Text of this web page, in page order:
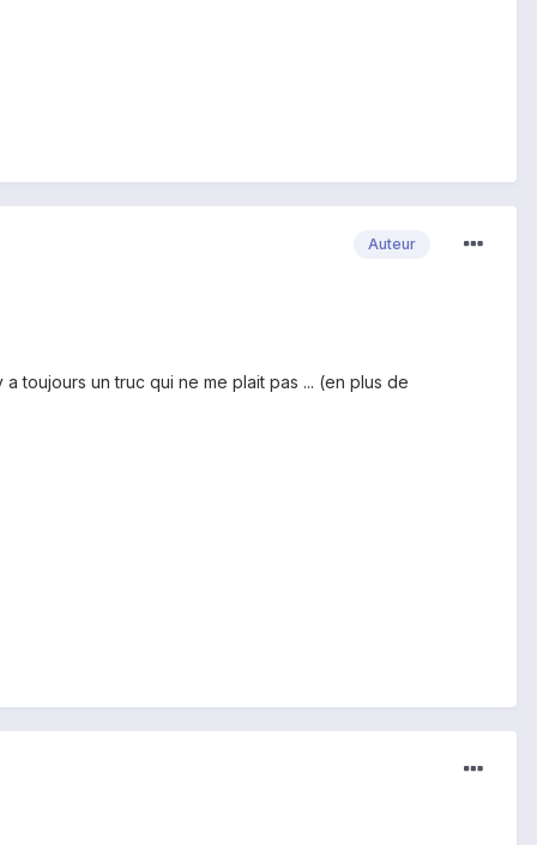
Auteur
toujours un truc qui ne me plait pas ... (en plus de